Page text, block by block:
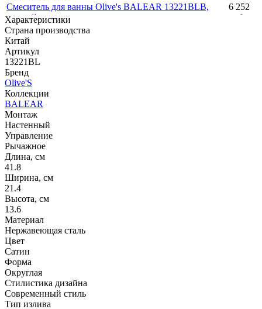
Смеситель для ванны Olive's BALEAR 13221BLB,
черный
6 252
руб.
Характеристики
Страна производства
Китай
Артикул
13221BL
Бренд
Olive'S
Коллекции
BALEAR
Монтаж
Настенный
Управление
Рычажное
Длина, см
41.8
Ширина, см
21.4
Высота, см
13.6
Материал
Нержавеющая сталь
Цвет
Сатин
Форма
Округлая
Стилистика дизайна
Современный стиль
Тип излива